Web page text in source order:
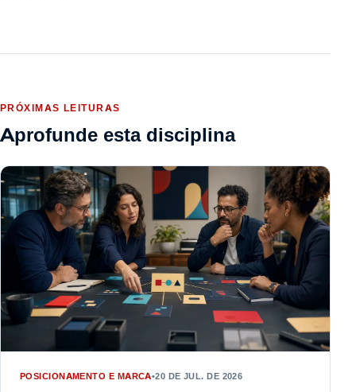
PRÓXIMAS LEITURAS
Aprofunde esta disciplina
POSICIONAMENTO E MARCA•20 DE JUL. DE 2026